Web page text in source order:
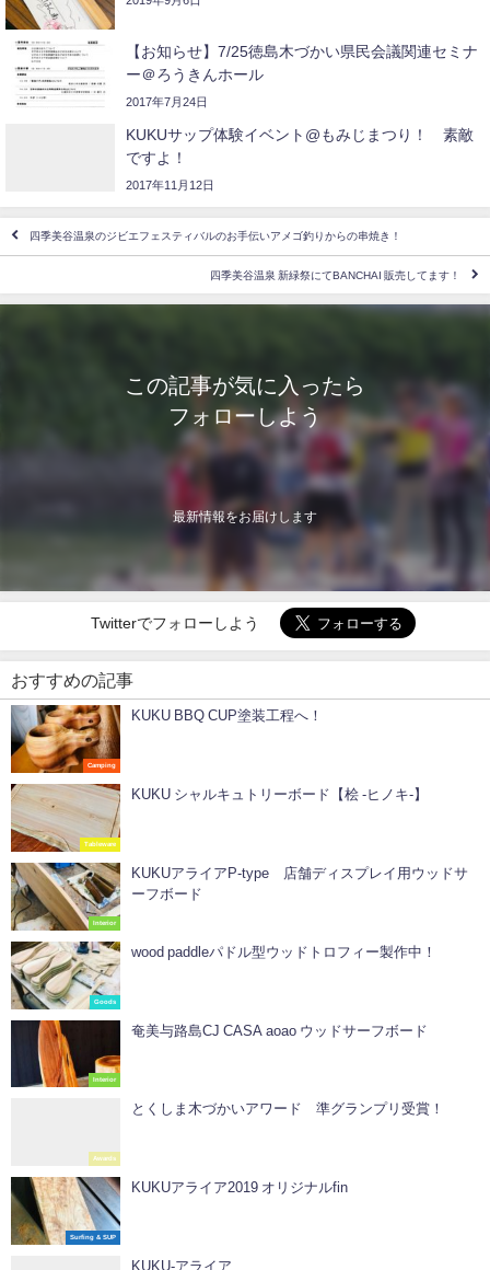
【お知らせ】7/25徳島木づかい県民会議関連セミナ
ー＠ろうきんホール
2017年7月24日
KUKUサップ体験イベント@もみじまつり！ 素敵
ですよ！
2017年11月12日
四季美谷温泉のジビエフェスティバルのお手伝いアメゴ釣りからの串焼き！
四季美谷温泉 新緑祭にてBANCHAI 販売してます！
この記事が気に入ったら
フォローしよう
最新情報をお届けします
Twitterでフォローしよう
おすすめの記事
Camping
KUKU BBQ CUP塗装工程へ！
Tableware
KUKU シャルキュトリーボード【桧 -ヒノキ-】
Interior
KUKUアライアP-type 店舗ディスプレイ用ウッドサ
ーフボード
Goods
wood paddleパドル型ウッドトロフィー製作中！
Interior
奄美与路島CJ CASA aoao ウッドサーフボード
Awards
とくしま木づかいアワード 準グランプリ受賞！
Surfing & SUP
KUKUアライア2019 オリジナルfin
KUKU-アライア